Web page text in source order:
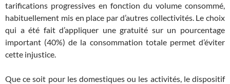
tarifications progressives en fonction du volume consommé,
habituellement mis en place par d’autres collectivités. Le choix
qui a été fait d’appliquer une gratuité sur un pourcentage
important (40%) de la consommation totale permet d’éviter
cette injustice.
Que ce soit pour les domestiques ou les activités, le dispositif